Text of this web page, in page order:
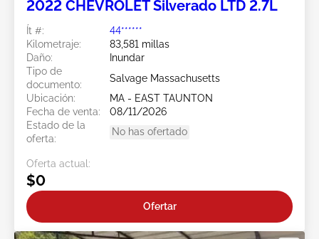
2022 CHEVROLET Silverado LTD 2.7L
Ít #:
44******
Kilometraje:
83,581 millas
Daño:
Inundar
Tipo de
documento:
Salvage Massachusetts
Ubicación:
MA - EAST TAUNTON
Fecha de venta:
08/11/2026
Estado de la
oferta:
No has ofertado
Oferta actual:
$0
Ofertar